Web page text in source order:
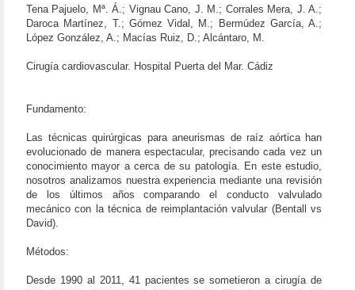
Tena Pajuelo, Mª. Á.; Vignau Cano, J. M.; Corrales Mera, J. A.;
Daroca Martínez, T.; Gómez Vidal, M.; Bermúdez García, A.;
López González, A.; Macías Ruiz, D.; Alcántaro, M.
Cirugía cardiovascular. Hospital Puerta del Mar. Cádiz
Fundamento:
Las técnicas quirúrgicas para aneurismas de raíz aórtica han
evolucionado de manera espectacular, precisando cada vez un
conocimiento mayor a cerca de su patología. En este estudio,
nosotros analizamos nuestra experiencia mediante una revisión
de los últimos años comparando el conducto valvulado
mecánico con la técnica de reimplantación valvular (Bentall vs
David).
Métodos:
Desde 1990 al 2011, 41 pacientes se sometieron a cirugía de